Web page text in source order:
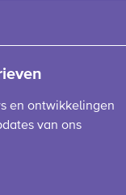
en ontwikkelingen
van ons